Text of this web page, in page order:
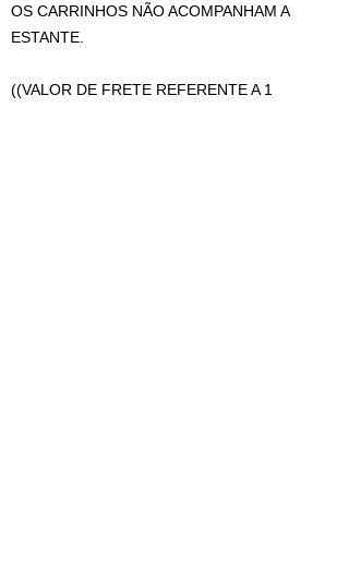
OS CARRINHOS NÃO ACOMPANHAM A
ESTANTE.
((VALOR DE FRETE REFERENTE A 1